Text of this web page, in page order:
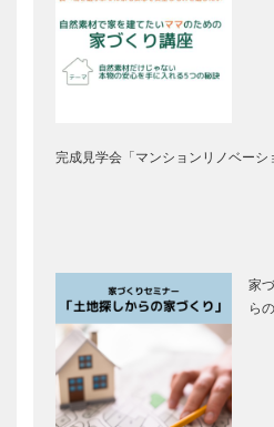
完成見学会「マンションリノベーシ
家
ら